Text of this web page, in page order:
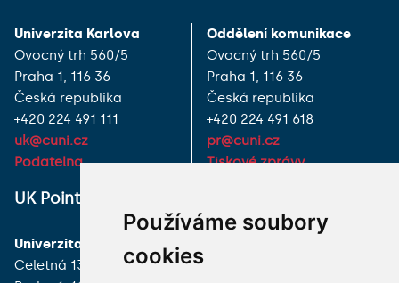
Používáme soubory
cookies
Univerzita Karlova
Ovocný trh 560/5
Praha 1, 116 36
Česká republika
+420 224 491 111
uk@cuni.cz
Podatelna
Oddělení komunikace
Ovocný trh 560/5
Praha 1, 116 36
Česká republika
+420 224 491 618
pr@cuni.cz
Tiskové zprávy
UK Point
Univerzita Karlova
Celetná 13